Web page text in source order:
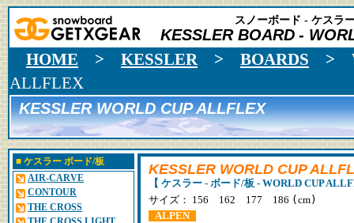
スノーボード - ケスラ
KESSLER BOARD -
HOME > KESSLER> BOARDS >
ALLFLEX
KESSLER WORLD CUP ALLFLEX
■ ケスラー ボード/板
AIR-CARVE
CONTOUR
THE CROSS
KESSLER WORLD CUP
【 ケスラー - ボード/板 - WORLD CUP
サイズ： 156 162 177 186 ( cm)
ALPEN